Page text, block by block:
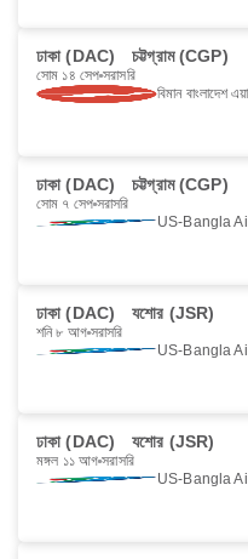
ঢাকা (DAC) চট্টগ্রাম (CGP)
সোম ১৪ সেপ সরাসরি
বিমান বাংলাদেশ
ঢাকা (DAC) চট্টগ্রাম (CGP)
সোম ৭ সেপ সরাসরি
US-Bangla
ঢাকা (DAC) যশোর (JSR)
শনি ৮ আগ সরাসরি
US-Bangla
ঢাকা (DAC) যশোর (JSR)
মঙ্গল ১১ আগ সরাসরি
US-Bangla